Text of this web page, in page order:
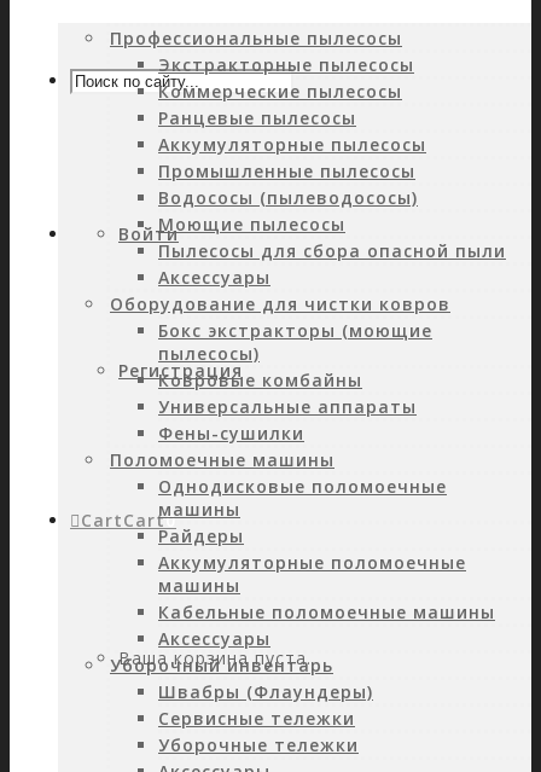
Войти
Регистрация
CartCart0
Ваша корзина пуста.
Профессиональные пылесосы
Экстракторные пылесосы
Коммерческие пылесосы
Ранцевые пылесосы
Аккумуляторные пылесосы
Промышленные пылесосы
Водососы (пылеводососы)
Моющие пылесосы
Пылесосы для сбора опасной пыли
Аксессуары
Оборудование для чистки ковров
Бокс экстракторы (моющие
пылесосы)
Ковровые комбайны
Универсальные аппараты
Фены-сушилки
Поломоечные машины
Однодисковые поломоечные
машины
Райдеры
Аккумуляторные поломоечные
машины
Кабельные поломоечные машины
Аксессуары
Уборочный инвентарь
Швабры (Флаундеры)
Сервисные тележки
Уборочные тележки